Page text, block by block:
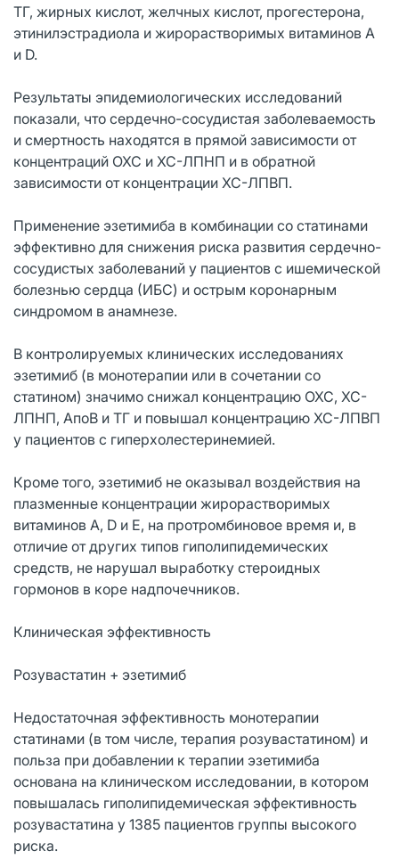
ТГ, жирных кислот, желчных кислот, прогестерона,
этинилэстрадиола и жирорастворимых витаминов А
и D.
Результаты эпидемиологических исследований
показали, что сердечно-сосудистая заболеваемость
и смертность находятся в прямой зависимости от
концентраций ОХС и ХС-ЛПНП и в обратной
зависимости от концентрации ХС-ЛПВП.
Применение эзетимиба в комбинации со статинами
эффективно для снижения риска развития сердечно-
сосудистых заболеваний у пациентов с ишемической
болезнью сердца (ИБС) и острым коронарным
синдромом в анамнезе.
В контролируемых клинических исследованиях
эзетимиб (в монотерапии или в сочетании со
статином) значимо снижал концентрацию ОХС, ХС-
ЛПНП, АпоВ и ТГ и повышал концентрацию ХС-ЛПВП
у пациентов с гиперхолестеринемией.
Кроме того, эзетимиб не оказывал воздействия на
плазменные концентрации жирорастворимых
витаминов А, D и Е, на протромбиновое время и, в
отличие от других типов гиполипидемических
средств, не нарушал выработку стероидных
гормонов в коре надпочечников.
Клиническая эффективность
Розувастатин + эзетимиб
Недостаточная эффективность монотерапии
статинами (в том числе, терапия розувастатином) и
польза при добавлении к терапии эзетимиба
основана на клиническом исследовании, в котором
повышалась гиполипидемическая эффективность
розувастатина у 1385 пациентов группы высокого
риска.